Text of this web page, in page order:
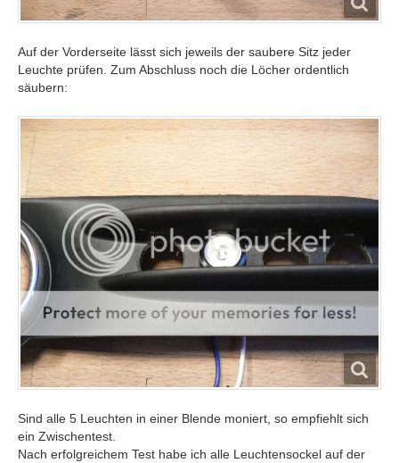
Auf der Vorderseite lässt sich jeweils der saubere Sitz jeder
Leuchte prüfen. Zum Abschluss noch die Löcher ordentlich
säubern:
Sind alle 5 Leuchten in einer Blende moniert, so empfiehlt sich
ein Zwischentest.
Nach erfolgreichem Test habe ich alle Leuchtensockel auf der